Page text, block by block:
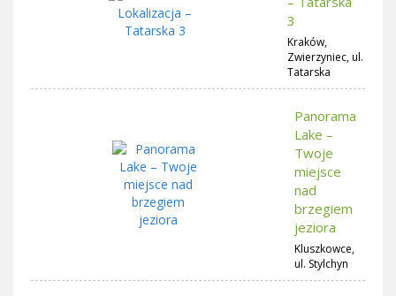
3
Kraków,
Zwierzyniec, ul.
Tatarska
Panorama
Lake –
Twoje
miejsce
nad
brzegiem
jeziora
Kluszkowce,
ul. Stylchyn